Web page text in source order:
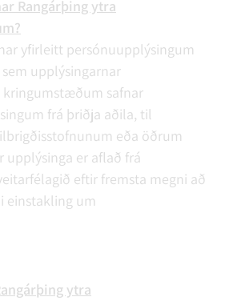
Rangárþing ytra
yfirleitt persónuupplýsingum
upplýsingarnar
kringumstæðum safnar
frá þriðja aðila, til
eða öðrum
upplýsinga er aflað frá
eftir fremsta megni að
einstakling um
ytra